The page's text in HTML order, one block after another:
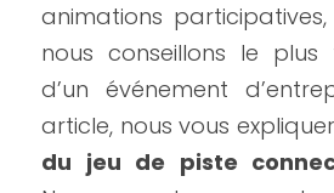
animations
nous conseillons le plus
d’un événement
article, nous vous
du jeu de piste